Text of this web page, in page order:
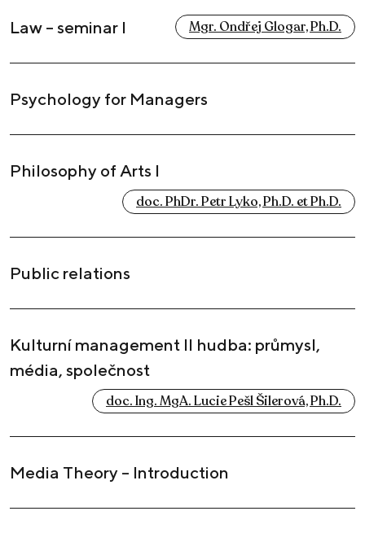
Law – seminar I Mgr. Ondřej Glogar, Ph.D.
Psychology for Managers
Philosophy of Arts I
doc. PhDr. Petr Lyko, Ph.D. et Ph.D.
Public relations
Kulturní management II hudba: průmysl,
média, společnost
doc. Ing. MgA. Lucie Pešl Šilerová, Ph.D.
Media Theory – Introduction